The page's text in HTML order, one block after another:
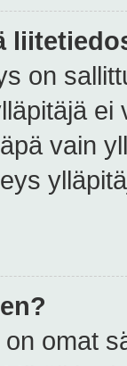
on
vain
omat